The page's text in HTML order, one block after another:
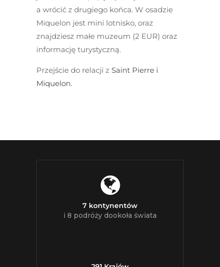
a wrócić z drugiego końca. W osadzie
Miquelon jest mini lotnisko, oraz
znajdziesz małe muzeum (2 EUR) oraz
informację turystyczną.
Przejście do relacji z Saint Pierre i
Miquelon.
7 kontynentów
i 8 podróży dookoła świata